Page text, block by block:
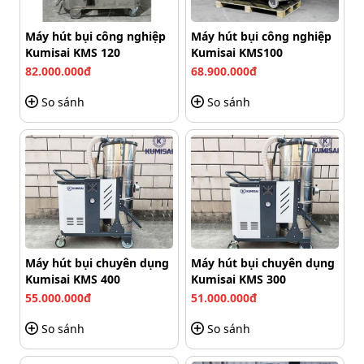
máy.
4. Bộ đầu hút 4 chi tiết
Máy hút bụi công nghiệp
Kumisai KMS 120
82.000.000đ
So sánh
Máy hút bụi công nghiệp
Kumisai KMS100
68.900.000đ
So sánh
Máy hút bụi chuyên dụng
Kumisai KMS 400
55.000.000đ
So sánh
Máy hút bụi chuyên dụng
Kumisai KMS 300
51.000.000đ
So sánh